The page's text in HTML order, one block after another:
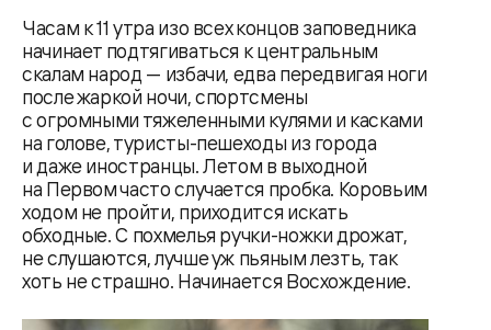
Часам к 11 утра изо всех концов заповедника
начинает подтягиваться к центральным
скалам народ — избачи, едва передвигая ноги
после жаркой ночи, спортсмены
с огромными тяжеленными кулями и касками
на голове, туристы-пешеходы из города
и даже иностранцы. Летом в выходной
на Первом часто случается пробка. Коровьим
ходом не пройти, приходится искать
обходные. С похмелья ручки-ножки дрожат,
не слушаются, лучше уж пьяным лезть, так
хоть не страшно. Начинается Восхождение.